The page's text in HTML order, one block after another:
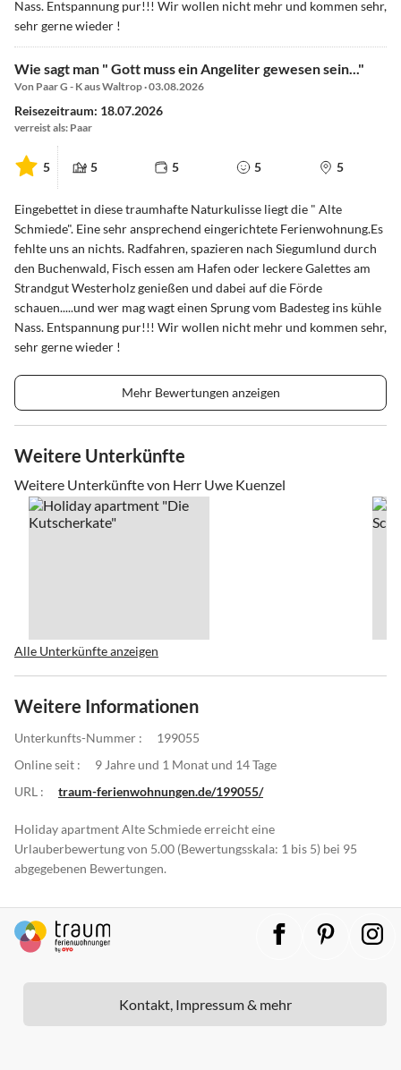
Nass. Entspannung pur!!! Wir wollen nicht mehr und kommen sehr,
sehr gerne wieder !
Wie sagt man " Gott muss ein Angeliter gewesen sein..."
Von Paar G - K aus Waltrop · 03.08.2026
Reisezeitraum: 18.07.2026
verreist als: Paar
5 5 5 5 5
Eingebettet in diese traumhafte Naturkulisse liegt die " Alte
Schmiede". Eine sehr ansprechend eingerichtete Ferienwohnung.Es
fehlte uns an nichts. Radfahren, spazieren nach Siegumlund durch
den Buchenwald, Fisch essen am Hafen oder leckere Galettes am
Strandgut Westerholz genießen und dabei auf die Förde
schauen.....und wer mag wagt einen Sprung vom Badesteg ins kühle
Nass. Entspannung pur!!! Wir wollen nicht mehr und kommen sehr,
sehr gerne wieder !
Mehr Bewertungen anzeigen
Weitere Unterkünfte
Weitere Unterkünfte von Herr Uwe Kuenzel
Alle Unterkünfte anzeigen
Weitere Informationen
Unterkunfts-Nummer :
199055
Online seit :
9 Jahre und 1 Monat und 14 Tage
URL :
traum-ferienwohnungen.de/199055/
Holiday apartment Alte Schmiede erreicht eine
Urlauberbewertung von 5.00 (Bewertungsskala: 1 bis 5) bei 95
abgegebenen Bewertungen.
Kontakt, Impressum & mehr